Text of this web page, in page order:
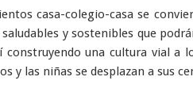
casa-colegio-casa se
y sostenibles que
construyendo una cultura vial a
y las niñas se desplazan a sus